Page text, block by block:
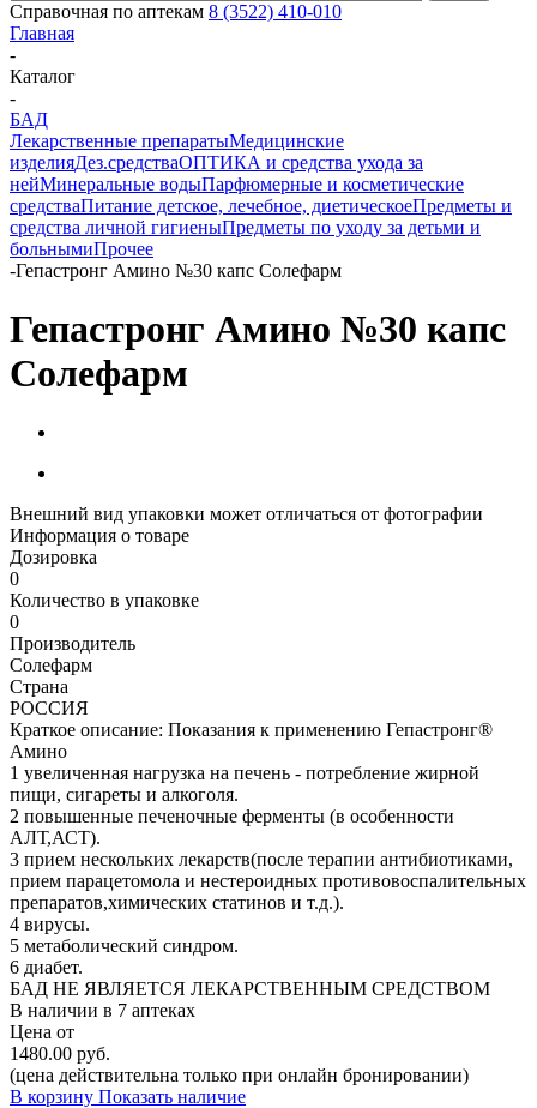
Справочная по аптекам 8 (3522) 410-010
Главная
-
Каталог
-
БАД
Лекарственные препаратыМедицинские
изделияДез.средстваОПТИКА и средства ухода за
нейМинеральные водыПарфюмерные и косметические
средстваПитание детское, лечебное, диетическоеПредметы и
средства личной гигиеныПредметы по уходу за детьми и
больнымиПрочее
-Гепастронг Амино №30 капс Солефарм
Гепастронг Амино №30 капс
Солефарм
Внешний вид упаковки может отличаться от фотографии
Информация о товаре
Дозировка
0
Количество в упаковке
0
Производитель
Солефарм
Страна
РОССИЯ
Краткое описание: Показания к применению Гепастронг®
Амино
1 увеличенная нагрузка на печень - потребление жирной
пищи, сигареты и алкоголя.
2 повышенные печеночные ферменты (в особенности
АЛТ,АСТ).
3 прием нескольких лекарств(после терапии антибиотиками,
прием парацетомола и нестероидных противовоспалительных
препаратов,химических статинов и т.д.).
4 вирусы.
5 метаболический синдром.
6 диабет.
БАД НЕ ЯВЛЯЕТСЯ ЛЕКАРСТВЕННЫМ СРЕДСТВОМ
В наличии в 7 аптеках
Цена от
1480.00 руб.
(цена действительна только при онлайн бронировании)
В корзину Показать наличие